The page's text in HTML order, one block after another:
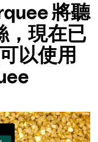
將聽
，現在已
以使用